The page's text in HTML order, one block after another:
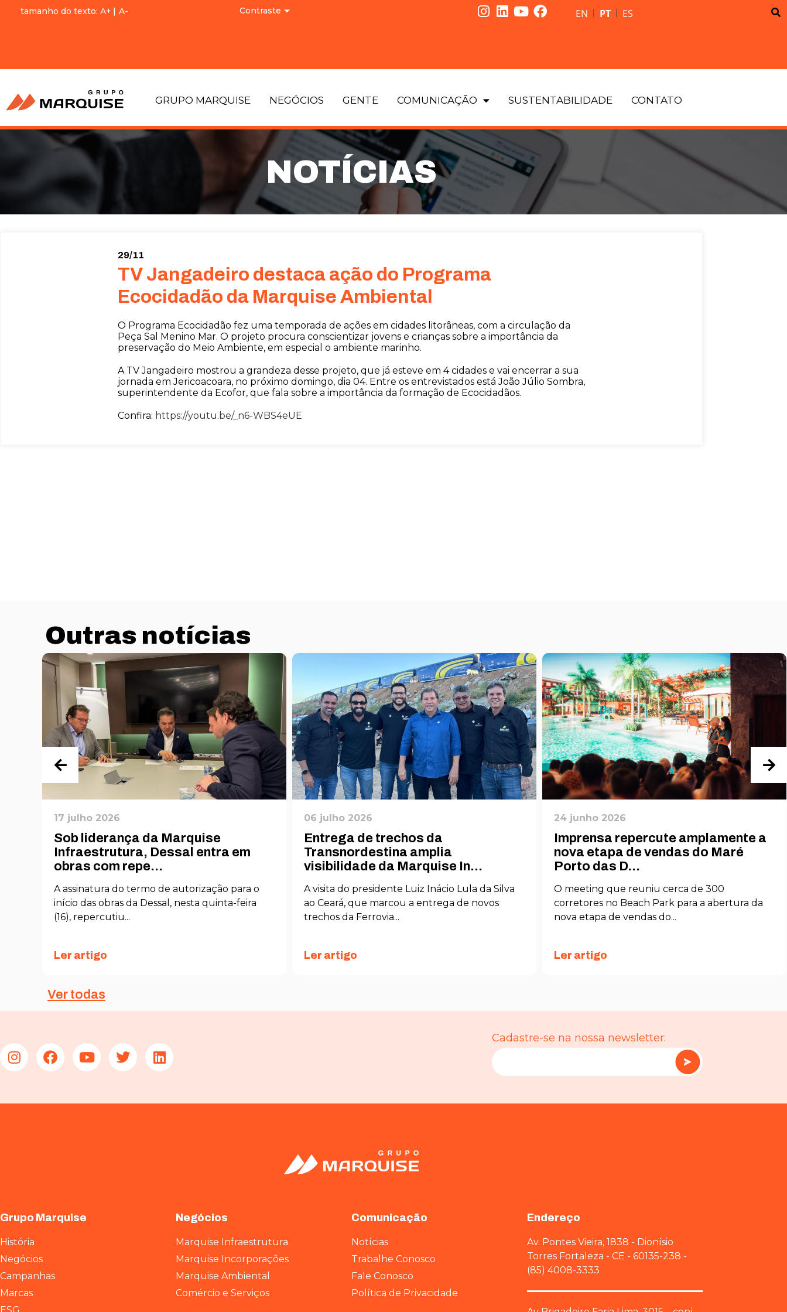
tamanho do texto: A+ | A- Contraste EN | PT | ES
GRUPO MARQUISE NEGÓCIOS GENTE COMUNICAÇÃO SUSTENTABILIDADE CONTATO
NOTÍCIAS
29/11
TV Jangadeiro destaca ação do Programa
Ecocidadão da Marquise Ambiental
O Programa Ecocidadão fez uma temporada de ações em cidades litorâneas, com a circulação da
Peça Sal Menino Mar. O projeto procura conscientizar jovens e crianças sobre a importância da
preservação do Meio Ambiente, em especial o ambiente marinho.
A TV Jangadeiro mostrou a grandeza desse projeto, que já esteve em 4 cidades e vai encerrar a sua
jornada em Jericoacoara, no próximo domingo, dia 04. Entre os entrevistados está João Júlio Sombra,
superintendente da Ecofor, que fala sobre a importância da formação de Ecocidadãos.
Confira: https://youtu.be/_n6-WBS4eUE
Outras notícias
17 julho 2026
Sob liderança da Marquise
Infraestrutura, Dessal entra em
obras com repe...
A assinatura do termo de autorização para o
início das obras da Dessal, nesta quinta-feira
(16), repercutiu...
Ler artigo
06 julho 2026
Entrega de trechos da
Transnordestina amplia
visibilidade da Marquise In...
A visita do presidente Luiz Inácio Lula da Silva
ao Ceará, que marcou a entrega de novos
trechos da Ferrovia...
Ler artigo
24 junho 2026
Imprensa repercute amplamente a
nova etapa de vendas do Maré
Porto das D...
O meeting que reuniu cerca de 300
corretores no Beach Park para a abertura da
nova etapa de vendas do...
Ler artigo
Ver todas
Cadastre-se na nossa newsletter:
Grupo Marquise
História
Negócios
Campanhas
Marcas
Negócios
Marquise Infraestrutura
Marquise Incorporações
Marquise Ambiental
Comércio e Serviços
Comunicação
Notícias
Trabalhe Conosco
Fale Conosco
Política de Privacidade
Endereço
Av. Pontes Vieira, 1838 - Dionísio
Torres Fortaleza - CE - 60135-238 -
(85) 4008-3333